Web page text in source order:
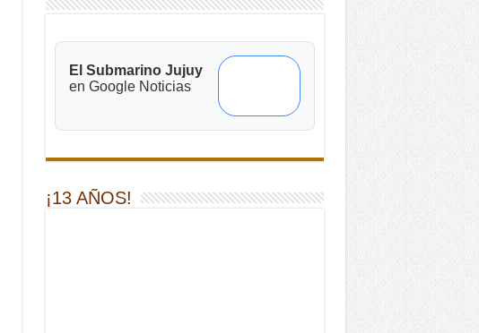
El Submarino Jujuy
en Google Noticias
¡13 AÑOS!